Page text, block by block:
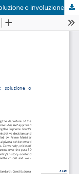
o involuzione?